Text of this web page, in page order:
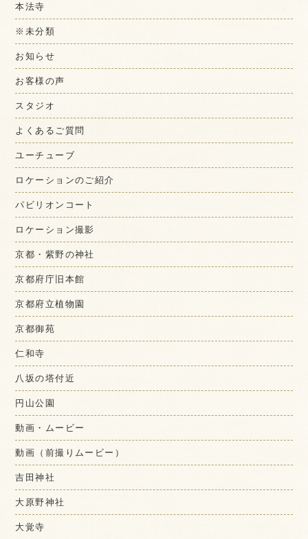
本法寺
※未分類
お知らせ
お客様の声
スタジオ
よくあるご質問
ユーチューブ
ロケーションのご紹介
パビリオンコート
ロケーション撮影
京都・紫野の神社
京都府庁旧本館
京都府立植物園
京都御苑
仁和寺
八坂の塔付近
円山公園
動画・ムービー
動画（前撮りムービー）
吉田神社
大原野神社
大覚寺